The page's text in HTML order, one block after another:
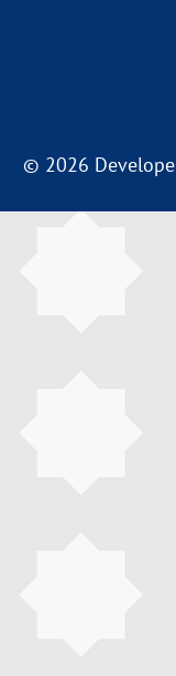
© 2026